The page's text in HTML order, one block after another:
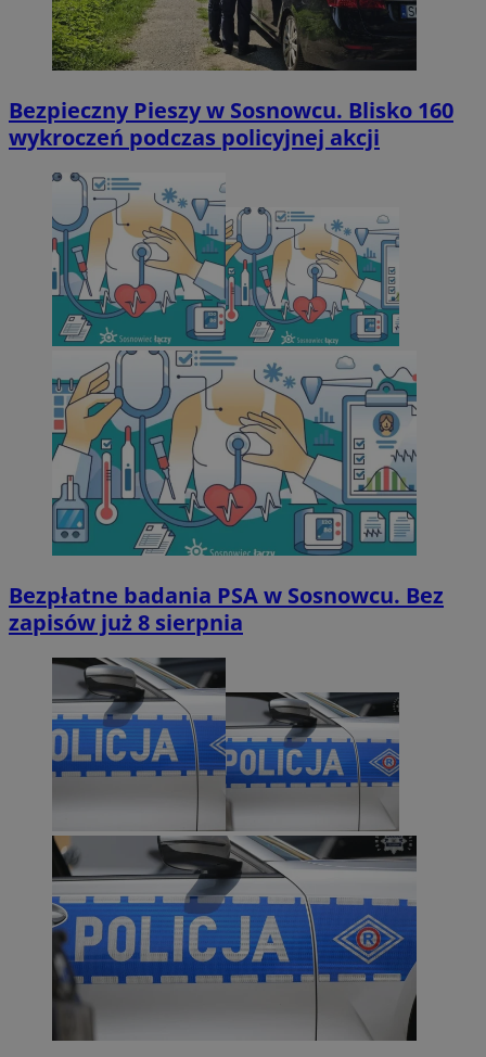
Bezpieczny Pieszy w Sosnowcu. Blisko 160
wykroczeń podczas policyjnej akcji
Bezpłatne badania PSA w Sosnowcu. Bez
zapisów już 8 sierpnia